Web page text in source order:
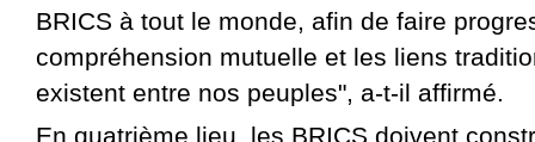
BRICS à tout le monde, afin de faire
compréhension mutuelle et les liens
existent entre nos peuples", a-t-il affirmé.
En quatrième lieu, les BRICS doivent